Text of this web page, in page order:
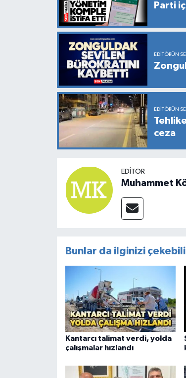
Parti
EDITÖRÜN
EDITÖRÜN
ceza
EDITÖR
Muhammet
Bunlar da ilginizi
Kantarcı talimat verdi, yolda
çalışmalar hızlandı